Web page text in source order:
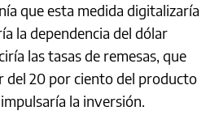
que esta medida digitalizaría
la dependencia del dólar
las tasas de remesas, que
del 20 por ciento del producto
la inversión.